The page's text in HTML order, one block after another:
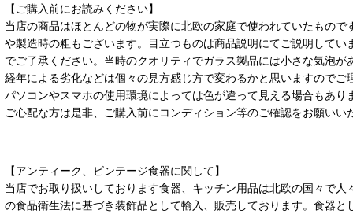
【ご購入前にお読みください】
当店の商品はほとんどの物が実際に北欧の家庭で使われていたもの
や製造時の粗もございます。目立つものは商品説明にてご説明して
でご了承ください。当時のクオリティでガラス製品には小さな気泡が
経年による劣化などは個々の見方感じ方で変わるかと思いますのでご
パソコンやスマホの使用環境によっては色が違って見える場合もあ
ご心配な方は是非、ご購入前にコンディション等のご確認をお願い
【アンティーク、ビンテージ食器に関して】
当店でお取り扱いしております食器、キッチン用品は北欧の国々で
の食品衛生法に基づき装飾品として輸入、販売しております。食器